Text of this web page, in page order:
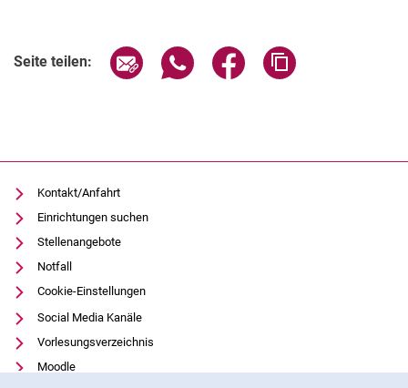
Seite teilen: Seite über E-Mail teilen
Seite über WhatsApp teilen
Seite über Facebook
Kontakt/Anfahrt
Einrichtungen suchen
Stellenangebote
Notfall
Cookie-Einstellungen
Social Media Kanäle
Vorlesungsverzeichnis
Moodle